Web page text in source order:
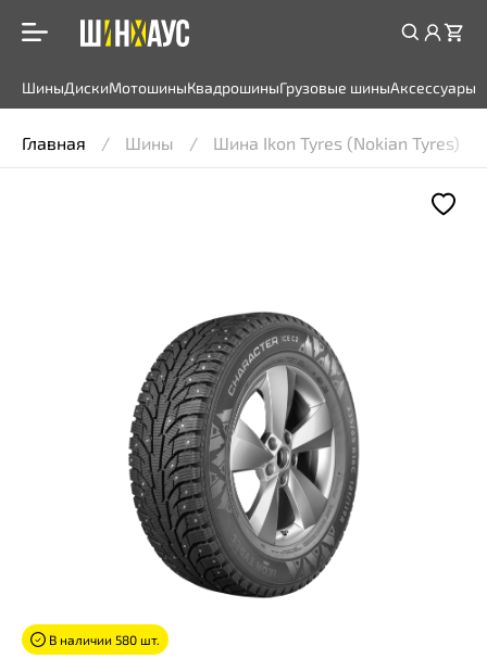
ШиныДискиМотошиныКвадрошиныГрузовые шиныАксессуары
Главная Шины Шина Ikon Tyres (Nokian Tyres)
В наличии 580 шт.